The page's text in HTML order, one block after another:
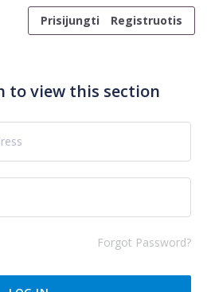
Prisijungti
Registruotis
to view this section
Forgot Password?